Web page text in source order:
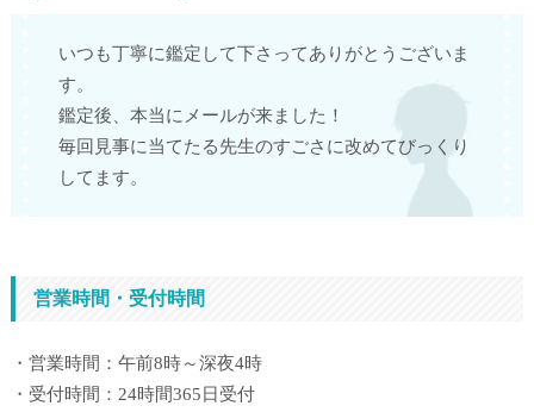
いつも丁寧に鑑定して下さってありがとうございま
す。
鑑定後、本当にメールが来ました！
毎回見事に当てたる先生のすごさに改めてびっくり
してます。
営業時間・受付時間
・営業時間：午前8時～深夜4時
・受付時間：24時間365日受付